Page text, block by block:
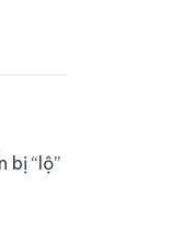
“lộ”